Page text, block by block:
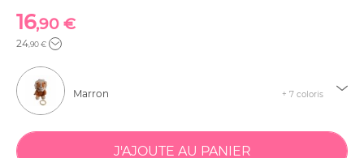
16,90 €
24,90 €
Marron + 7 coloris